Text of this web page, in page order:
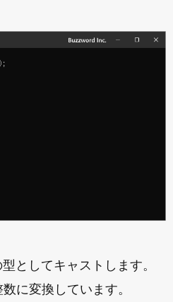
としてキャストします。
に変換しています。